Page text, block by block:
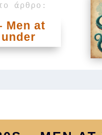
άρθρο:
Men at